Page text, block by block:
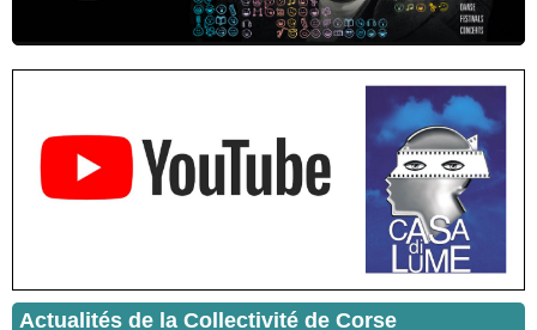
Sardegna - Mediateca di castagniccia Mare è monti - I Fulelli
Résidence d’écriture et de recherche de l’écrivaine Cécilia
Castelli - Institut Mémoires de l'Edition Contemporaine - Caen /
Médiathèque de Castagniccia Mare et Monti - I Fulelli
Rencontre / dédicace avec Lucrèce Luciani autour de son
livre « La ballade du pendu du Niolu» - Mediateca territuriale di
Santa Lucia di Tallà
Mise en musique d’un livre jeunesse par Annik Meschinet,
musicienne pédagogue : Ateliers d’expression sonore, vocale,
rythmique et corporelle - Mediateca territuriale di Santa Lucia di
! Événement reporté ! Cycle de conférences peinture animé
par Alexandre Dominati - Mediateca territuriale di Santa Lucia di
Tallà
Actualités de la Collectivité de Corse